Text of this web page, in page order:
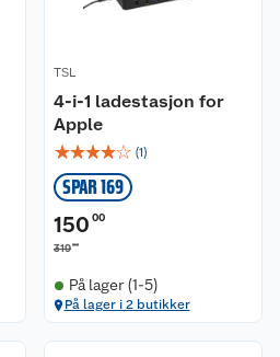
TSL
4-i-1 ladestasjon for
Apple
☆☆☆☆☆ (1)
SPAR 169
150 00
31900
På lager (1-5)
På lager i 2 butikker